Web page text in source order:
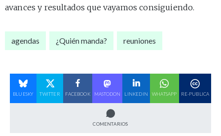
avances y resultados que vayamos consiguiendo.
agendas ¿Quién manda? reuniones
BLUESKY TWITTER FACEBOOK MASTODON LINKEDIN WHATSAPP RE-PUBLICA
COMENTARIOS